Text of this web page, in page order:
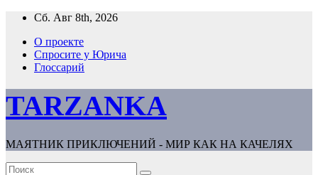
Перейти
содержимому
Сб. Авг 8th, 2026
О проекте
Спросите у Юрича
Глоссарий
TARZANKA
МАЯТНИК ПРИКЛЮЧЕНИЙ - МИР КАК НА КАЧЕЛЯХ